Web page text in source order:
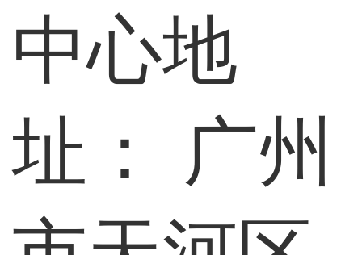
中心地
址：
广州